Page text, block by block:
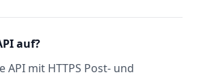
auf?
API mit HTTPS Post- und